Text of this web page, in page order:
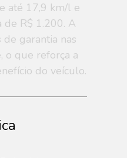
até 17,9 km/l e
de R$ 1.200. A
garantia nas
o que reforça a
do veículo.